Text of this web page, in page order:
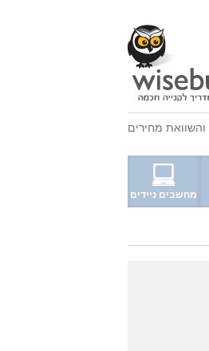
והשוואת מחירים
מחשבים ניידים